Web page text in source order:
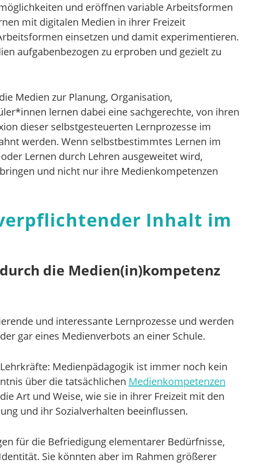
und eröffnen variable Arbeitsformen
mit digitalen Medien in ihrer Freizeit
einsetzen und damit experimentieren.
aufgabenbezogen zu erproben und gezielt zu
Medien zur Planung, Organisation,
lernen dabei eine sachgerechte, von ihren
dieser selbstgesteuerten Lernprozesse im
werden. Wenn selbstbestimmtes Lernen im
Lernen durch Lehren ausgeweitet wird,
und nicht nur ihre Medienkompetenzen
Inhalt im
die Medien(in)kompetenz
und interessante Lernprozesse und werden
gar eines Medienverbots an einer Schule.
Medienpädagogik ist immer noch kein
über die tatsächlichen Medienkompetenzen
Art und Weise, wie sie in ihrer Freizeit mit den
und ihr Sozialverhalten beeinflussen.
für die Befriedigung elementarer Bedürfnisse,
Sie könnten aber im Rahmen größerer